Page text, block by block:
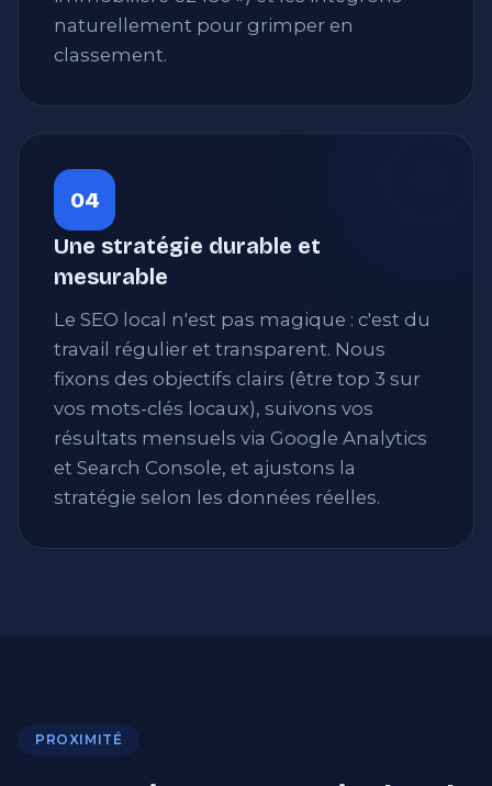
naturellement pour grimper en
classement.
04
Une stratégie durable et
mesurable
Le SEO local n'est pas magique : c'est du
travail régulier et transparent. Nous
fixons des objectifs clairs (être top 3 sur
vos mots-clés locaux), suivons vos
résultats mensuels via Google Analytics
et Search Console, et ajustons la
stratégie selon les données réelles.
PROXIMITÉ